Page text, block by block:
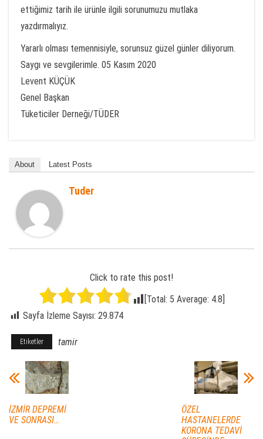
ettiğimiz tarih ile ürünle ilgili sorunumuzu mutlaka
yazdırmalıyız.
Yararlı olması temennisiyle, sorunsuz güzel günler diliyorum.
Saygı ve sevgilerimle. 05 Kasım 2020
Levent KÜÇÜK
Genel Başkan
Tüketiciler Derneği/TÜDER
About Latest Posts
Tuder
Click to rate this post!
[Total: 5 Average: 4.8
Sayfa İzleme Sayısı: 29.874
Etiketler tamir
İZMİR DEPREMİ
VE SONRASI…
ÖZEL
HASTANELERDE
KORONA TEDAVİ